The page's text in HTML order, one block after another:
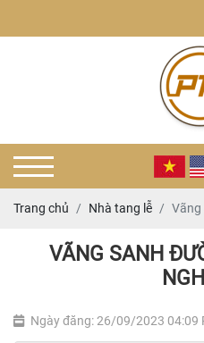
Trang chủ Nhà tang lễ Vãng
VÃNG SANH
Ngày đăng: 26/09/2023 04:09